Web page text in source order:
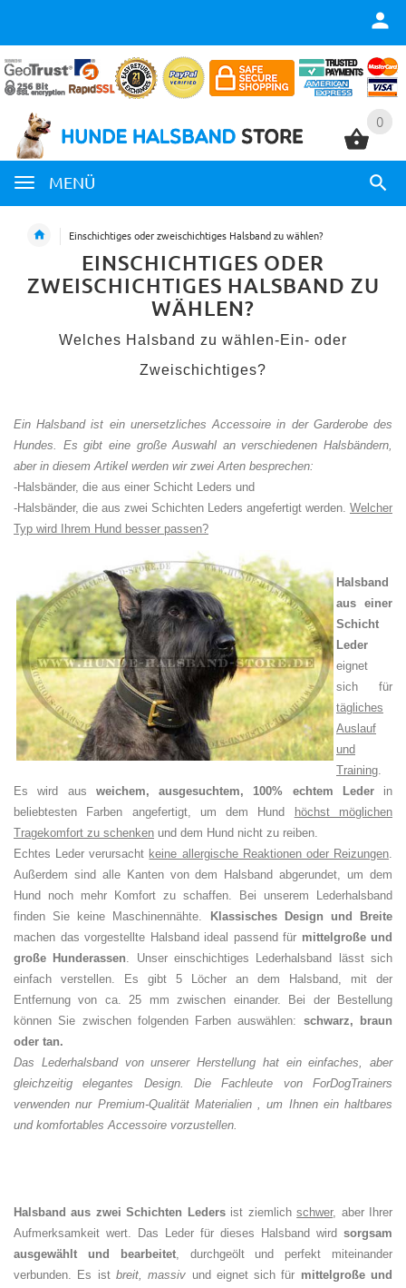
0
MENÜ
0
Einschichtiges oder zweischichtiges Halsband zu wählen?
EINSCHICHTIGES ODER
ZWEISCHICHTIGES HALSBAND ZU
WÄHLEN?
Welches Halsband zu wählen-Ein- oder
Zweischichtiges?
Ein Halsband ist ein unersetzliches Accessoire in der Garderobe des
Hundes. Es gibt eine große Auswahl an verschiedenen Halsbändern,
aber in diesem Artikel werden wir zwei Arten besprechen:
-Halsbänder, die aus einer Schicht Leders und
-Halsbänder, die aus zwei Schichten Leders angefertigt werden. Welcher
Typ wird Ihrem Hund besser passen?
Halsband
aus einer
Schicht
Leder
eignet
sich für
tägliches
Auslauf
und
Training.
Es wird aus weichem, ausgesuchtem, 100% echtem Lederin
beliebtesten Farben angefertigt, um dem Hund
höchst möglichen
Tragekomfort zu schenken und dem Hund nicht zu reiben.
Echtes Leder verursacht keine allergische Reaktionen oder Reizungen.
Außerdem sind alle Kanten von dem Halsband abgerundet, um dem
Hund noch mehr Komfort zu schaffen. Bei unserem Lederhalsband
finden Sie keine Maschinennähte.
Klassisches Design und Breite
machen das vorgestellte Halsband ideal passend für mittelgroße und
große Hunderassen. Unser einschichtiges Lederhalsband lässt sich
einfach verstellen. Es gibt 5 Löcher an dem Halsband, mit der
Entfernung von ca. 25 mm zwischen einander. Bei der Bestellung
können Sie zwischen folgenden Farben auswählen: schwarz, braun
oder tan.
Das Lederhalsband von unserer Herstellung hat ein einfaches, aber
gleichzeitig elegantes Design. Die Fachleute von ForDogTrainers
verwenden nur Premium-Qualität Materialien , um Ihnen ein haltbares
und komfortables Accessoire vorzustellen.
Halsband aus zwei Schichten Ledersist ziemlichschwer, aber Ihrer
Aufmerksamkeit wert. Das Leder für dieses Halsband wird sorgsam
ausgewählt und bearbeitet, durchgeölt und perfekt miteinander
verbunden. Es ist breit, massiv und eignet sich für mittelgroße und